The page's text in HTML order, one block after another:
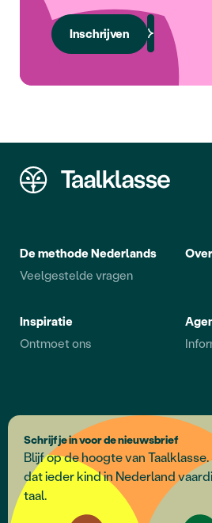
Inschrijven
De methode Nederlands
Veelgestelde vragen
Inspiratie
Ontmoet ons
Schrijf je in voor de nieuwsbrief
Blijf op de hoogte van
dat ieder kind in Nederland
taal.